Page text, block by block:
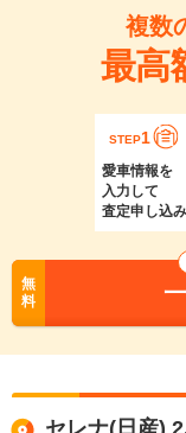
複数
最高
STEP1
愛車情報を
入力して
査定申し込み
無
料